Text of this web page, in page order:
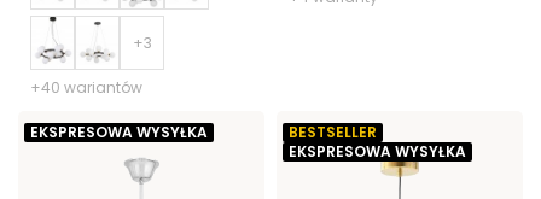
+40 wariantów
EKSPRESOWA WYSYŁKA
BESTSELLER
EKSPRESOWA WYSYŁKA